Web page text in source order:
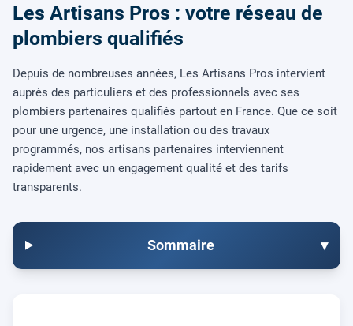
Les Artisans Pros : votre réseau de
plombiers qualifiés
Depuis de nombreuses années, Les Artisans Pros intervient
auprès des particuliers et des professionnels avec ses
plombiers partenaires qualifiés partout en France. Que ce soit
pour une urgence, une installation ou des travaux
programmés, nos artisans partenaires interviennent
rapidement avec un engagement qualité et des tarifs
transparents.
Sommaire ▾